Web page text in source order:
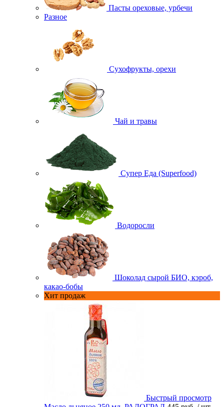
Пасты ореховые, урбечи
Разное
Сухофрукты, орехи
Чай и травы
Супер Еда (Superfood)
Водоросли
Шоколад сырой БИО, кэроб,
какао-бобы
Хит продаж
Быстрый просмотр